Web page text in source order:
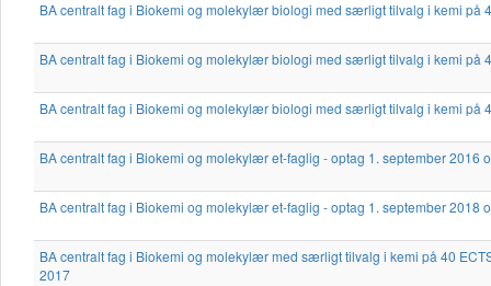
BA centralt fag i Biokemi og molekylær biologi med særligt tilvalg i kemi på
BA centralt fag i Biokemi og molekylær biologi med særligt tilvalg i kemi på
BA centralt fag i Biokemi og molekylær biologi med særligt tilvalg i kemi på
BA centralt fag i Biokemi og molekylær et-faglig - optag 1. september 2016
BA centralt fag i Biokemi og molekylær et-faglig - optag 1. september 2018
BA centralt fag i Biokemi og molekylær med særligt tilvalg i kemi på 40
2017